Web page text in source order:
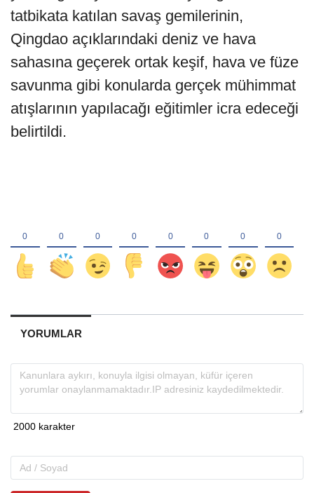
tatbikata katılan savaş gemilerinin,
Qingdao açıklarındaki deniz ve hava
sahasına geçerek ortak keşif, hava ve füze
savunma gibi konularda gerçek mühimmat
atışlarının yapılacağı eğitimler icra edeceği
belirtildi.
YORUMLAR